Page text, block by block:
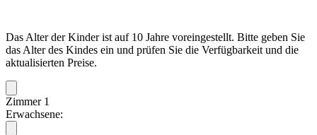
Das Alter der Kinder ist auf 10 Jahre voreingestellt. Bitte geben Sie
das Alter des Kindes ein und prüfen Sie die Verfügbarkeit und die
aktualisierten Preise.
Zimmer 1
Erwachsene: